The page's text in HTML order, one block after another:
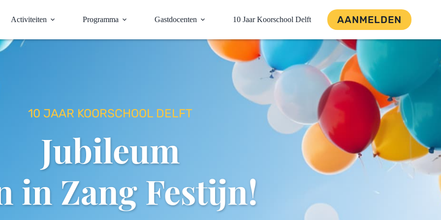
Activiteiten Programma Gastdocenten 10 Jaar Koorschool Delft AANMELDEN
10 JAAR KOORSCHOOL DELFT
Jubileum
in Zang Festijn!